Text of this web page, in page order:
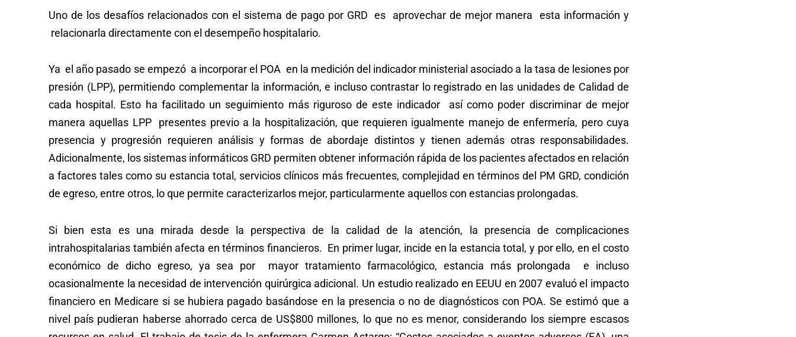
Uno de los desafíos relacionados con el sistema de pago por GRD es aprovechar de mejor manera esta información y
relacionarla directamente con el desempeño hospitalario.
Ya el año pasado se empezó a incorporar el POA en la medición del indicador ministerial asociado a la tasa de lesiones por
presión (LPP), permitiendo complementar la información, e incluso contrastar lo registrado en las unidades de Calidad de
cada hospital. Esto ha facilitado un seguimiento más riguroso de este indicador así como poder discriminar de mejor
manera aquellas LPP presentes previo a la hospitalización, que requieren igualmente manejo de enfermería, pero cuya
presencia y progresión requieren análisis y formas de abordaje distintos y tienen además otras responsabilidades.
Adicionalmente, los sistemas informáticos GRD permiten obtener información rápida de los pacientes afectados en relación
a factores tales como su estancia total, servicios clínicos más frecuentes, complejidad en términos del PM GRD, condición
de egreso, entre otros, lo que permite caracterizarlos mejor, particularmente aquellos con estancias prolongadas.
Si bien esta es una mirada desde la perspectiva de la calidad de la atención, la presencia de complicaciones
intrahospitalarias también afecta en términos financieros. En primer lugar, incide en la estancia total, y por ello, en el costo
económico de dicho egreso, ya sea por mayor tratamiento farmacológico, estancia más prolongada e incluso
ocasionalmente la necesidad de intervención quirúrgica adicional. Un estudio realizado en EEUU en 2007 evaluó el impacto
financiero en Medicare si se hubiera pagado basándose en la presencia o no de diagnósticos con POA. Se estimó que a
nivel país pudieran haberse ahorrado cerca de US$800 millones, lo que no es menor, considerando los siempre escasos